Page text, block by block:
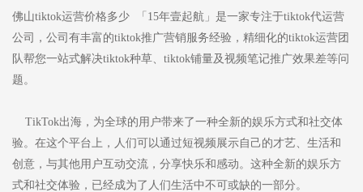
佛山tiktok运营价格多少 「15年壹起航」是一家专注于tiktok代运营
公司，公司有丰富的tiktok推广营销服务经验，精细化的tiktok运营团
队帮您一站式解决tiktok种草、tiktok铺量及视频笔记推广效果差等问
题。
TikTok出海，为全球的用户带来了一种全新的娱乐方式和社交体
验。在这个平台上，人们可以通过短视频展示自己的才艺、生活和
创意，与其他用户互动交流，分享快乐和感动。这种全新的娱乐方
式和社交体验，已经成为了人们生活中不可或缺的一部分。